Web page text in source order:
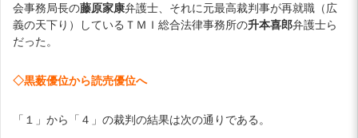
会事務局長の藤原家康弁護士、それに元最高裁判事が再就職（広
義の天下り）しているＴＭＩ総合法律事務所の升本喜郎弁護士ら
だった。
◇黒薮優位から読売優位へ
「１」から「４」の裁判の結果は次の通りである。